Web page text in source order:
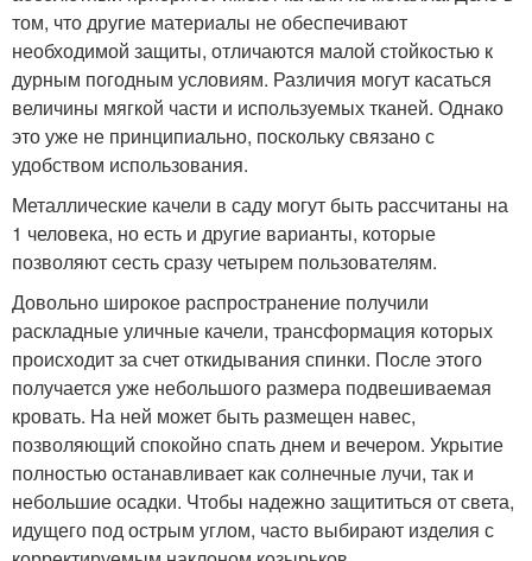
том, что другие материалы не обеспечивают
необходимой защиты, отличаются малой стойкостью к
дурным погодным условиям. Различия могут касаться
величины мягкой части и используемых тканей. Однако
это уже не принципиально, поскольку связано с
удобством использования.
Металлические качели в саду могут быть рассчитаны на
1 человека, но есть и другие варианты, которые
позволяют сесть сразу четырем пользователям.
Довольно широкое распространение получили
раскладные уличные качели, трансформация которых
происходит за счет откидывания спинки. После этого
получается уже небольшого размера подвешиваемая
кровать. На ней может быть размещен навес,
позволяющий спокойно спать днем и вечером. Укрытие
полностью останавливает как солнечные лучи, так и
небольшие осадки. Чтобы надежно защититься от света,
идущего под острым углом, часто выбирают изделия с